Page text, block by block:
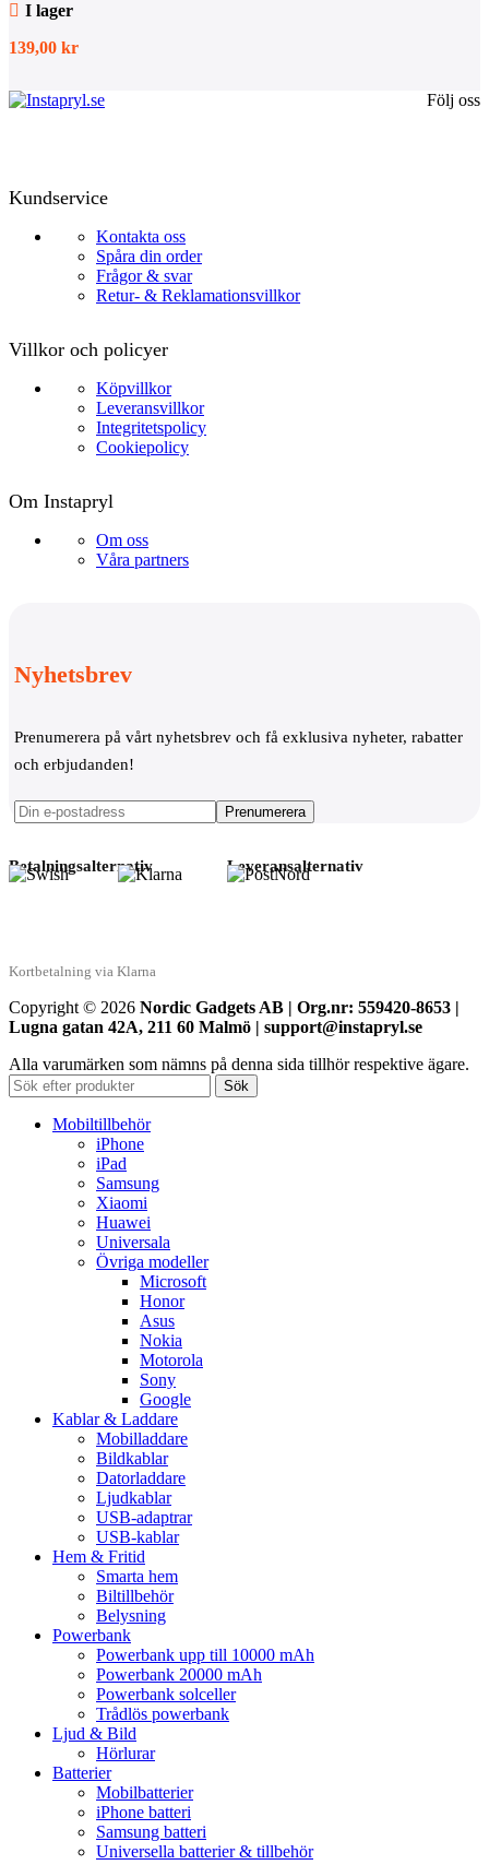
I lager
139,00 kr
Följ oss
Kundservice
Kontakta oss
Spåra din order
Frågor & svar
Retur- & Reklamationsvillkor
Villkor och policyer
Köpvillkor
Leveransvillkor
Integritetspolicy
Cookiepolicy
Om Instapryl
Om oss
Våra partners
Nyhetsbrev
Prenumerera på vårt nyhetsbrev och få exklusiva nyheter, rabatter
och erbjudanden!
Betalningsalternativ
Kortbetalning via Klarna
Leveransalternativ
Copyright © 2026 Nordic Gadgets AB | Org.nr: 559420-8653 |
Lugna gatan 42A, 211 60 Malmö | support@instapryl.se
Alla varumärken som nämns på denna sida tillhör respektive ägare.
Sök
Mobiltillbehör
iPhone
iPad
Samsung
Xiaomi
Huawei
Universala
Övriga modeller
Microsoft
Honor
Asus
Nokia
Motorola
Sony
Google
Kablar & Laddare
Mobilladdare
Bildkablar
Datorladdare
Ljudkablar
USB-adaptrar
USB-kablar
Hem & Fritid
Smarta hem
Biltillbehör
Belysning
Powerbank
Powerbank upp till 10000 mAh
Powerbank 20000 mAh
Powerbank solceller
Trådlös powerbank
Ljud & Bild
Hörlurar
Batterier
Mobilbatterier
iPhone batteri
Samsung batteri
Universella batterier & tillbehör